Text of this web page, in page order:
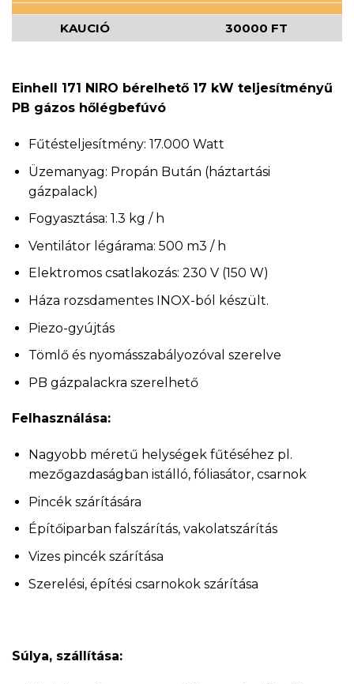
KAUCIÓ 30000 FT
Einhell 171 NIRO bérelhető 17 kW teljesítményű
PB gázos hőlégbefúvó
Fűtésteljesítmény: 17.000 Watt
Üzemanyag: Propán Bután (háztartási
gázpalack)
Fogyasztása: 1.3 kg / h
Ventilátor légárama: 500 m3 / h
Elektromos csatlakozás: 230 V (150 W)
Háza rozsdamentes INOX-ból készült.
Piezo-gyújtás
Tömlő és nyomásszabályozóval szerelve
PB gázpalackra szerelhető
Felhasználása:
Nagyobb méretű helységek fűtéséhez pl.
mezőgazdaságban istálló, fóliasátor, csarnok
Pincék szárítására
Építőiparban falszárítás, vakolatszárítás
Vizes pincék szárítása
Szerelési, építési csarnokok szárítása
Súlya, szállítása: